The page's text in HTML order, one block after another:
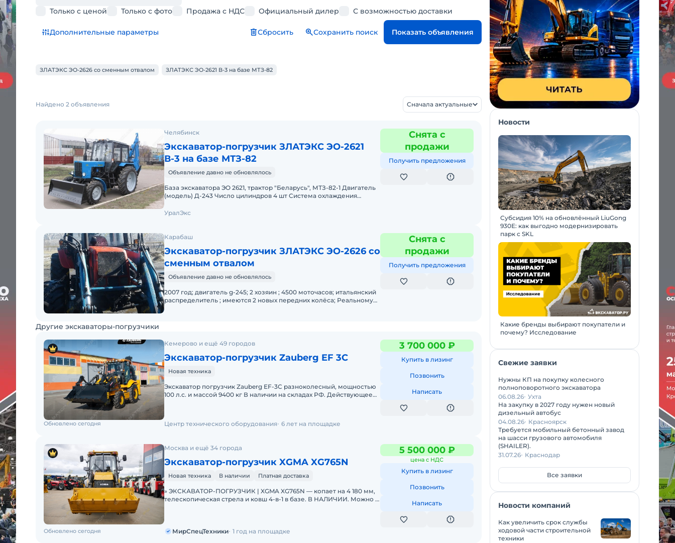
Только с ценой
Только с фото Продажа с НДС Официальный дилер С возможностью доставки
Дополнительные параметры Сбросить Сохранить поиск Показать объявления
ЗЛАТЭКС ЭО-2626 со сменным отвалом ЗЛАТЭКС ЭО-2621 В-3 на базе МТЗ-82
Найдено 2 объявления Сначала актуальные
Челябинск
Экскаватор-погрузчик ЗЛАТЭКС ЭО-2621
В-3 на базе МТЗ-82
Объявление давно не обновлялось
База экскаватора ЭО 2621, трактор "Беларусь", МТЗ-82-1 Двигатель
(модель) Д-243 Число цилиндров 4 шт Система охлаждения
Снята с
продажи
Получить предложения
УралЭкс
Карабаш
Экскаватор-погрузчик ЗЛАТЭКС ЭО-2626 со
сменным отвалом
Объявление давно не обновлялось
2007 год; двигатель g-245; 2 хозяин ; 4500 моточасов; итальянский
распределитель ; имеются 2 новых передних колёса; Реальному
Снята с
продажи
Получить предложения
Другие экскаваторы-погрузчики
Кемерово и ещё 49 городов
Экскаватор-погрузчик Zauberg EF 3C
Новая техника
Экскаватор погрузчик Zauberg EF-3C разноколесный, мощностью
100 л.с. и массой 9400 кг В наличии на складах РФ. Действующее
3 700 000 ₽
Купить в лизинг
Позвонить
Написать
Обновлено сегодня Центр технического оборудования 6 лет на площадке
Москва и ещё 34 города
Экскаватор-погрузчик XGMA XG765N
Новая техника В наличии Платная доставка
» ЭКСКАВАТОР-ПОГРУЗЧИК | XGMA XG765N — копает на 4 180 мм,
телескопическая стрела и ковш 4-в-1 в базе. В НАЛИЧИИ. Можно в
5 500 000 ₽
цена с НДС
Купить в лизинг
Позвонить
Написать
Обновлено сегодня МирСпецТехники 1 год на площадке
Новости
Субсидия 10% на обновлённый LiuGong
930E: как выгодно модернизировать
парк с SKL
Какие бренды выбирают покупатели и
почему? Исследование
Свежие заявки
Нужны КП на покупку колесного
полноповоротного экскаватора
06.08.26 Ухта
На закупку в 2027 году нужен новый
дизельный автобус
04.08.26 Красноярск
Требуется мобильный бетонный завод
на шасси грузового автомобиля
(SHAILER).
31.07.26 Краснодар
Все заявки
Новости компаний
Как увеличить срок службы
ходовой части строительной
техники